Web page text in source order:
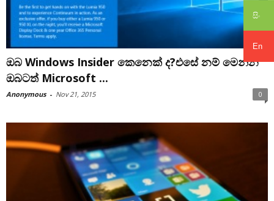
සිං
En
ඔබ Windows Insider කෙනෙක් ද?එසේ නම් මෙන්න
ඔබටත් Microsoft ...
Anonymous - Nov 21, 2015 0